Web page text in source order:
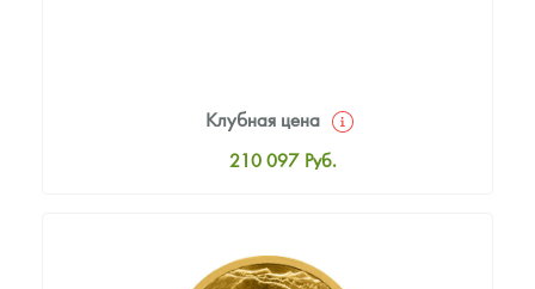
Клубная цена
210 097 Руб.
Цена выкупа